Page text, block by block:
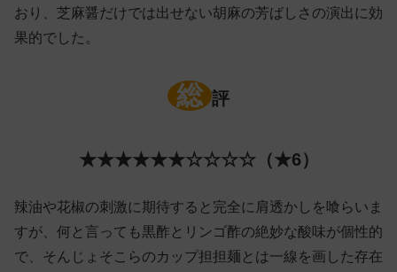
おり、芝麻醤だけでは出せない胡麻の芳ばしさの演出に効
果的でした。
総 評
★★★★★★☆☆☆☆（★6）
辣油や花椒の刺激に期待すると完全に肩透かしを喰らいま
すが、何と言っても黒酢とリンゴ酢の絶妙な酸味が個性的
で、そんじょそこらのカップ担担麺とは一線を画した存在